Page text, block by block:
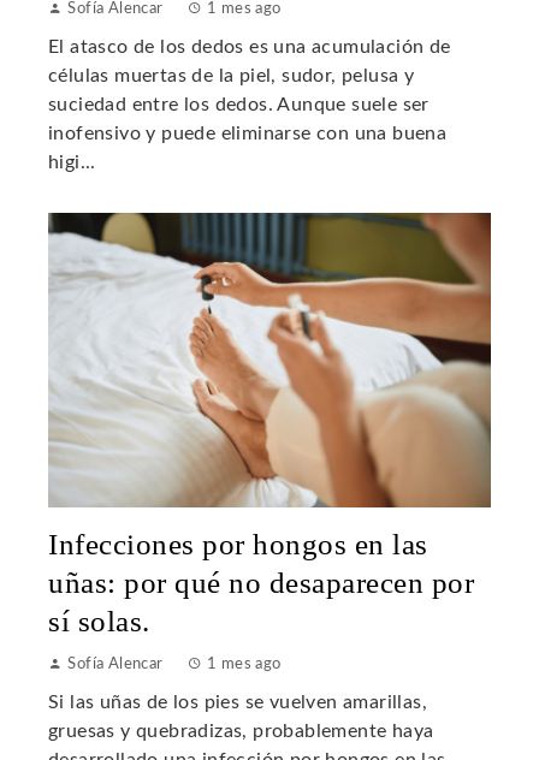
Sofía Alencar 1 mes ago
El atasco de los dedos es una acumulación de
células muertas de la piel, sudor, pelusa y
suciedad entre los dedos. Aunque suele ser
inofensivo y puede eliminarse con una buena
higi...
Infecciones por hongos en las
uñas: por qué no desaparecen por
sí solas.
Sofía Alencar 1 mes ago
Si las uñas de los pies se vuelven amarillas,
gruesas y quebradizas, probablemente haya